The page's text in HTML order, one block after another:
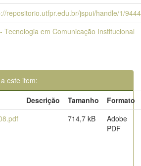
repositorio.utfpr.edu.br/jspui/handle/1/9444
Tecnologia em Comunicação Institucional
este item:
Descrição Tamanho
Formato
714,7 kB
Adobe
PDF